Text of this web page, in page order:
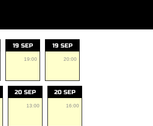
19 SEP
19:00
19 SEP
20:00
20 SEP
13:00
20 SEP
16:00